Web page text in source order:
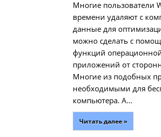
Многие пользователи
времени удаляют с
данные для
можно сделать с
функций
приложений от
Многие из подобных
необходимыми для
компьютера. А…
Читать далее »